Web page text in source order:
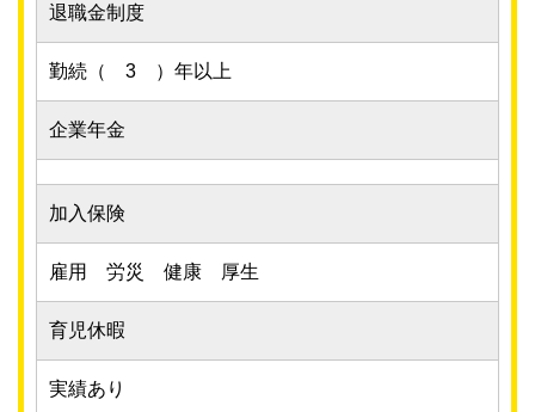
退職金制度
勤続（ 3 ）年以上
企業年金
加入保険
雇用 労災 健康 厚生
育児休暇
実績あり